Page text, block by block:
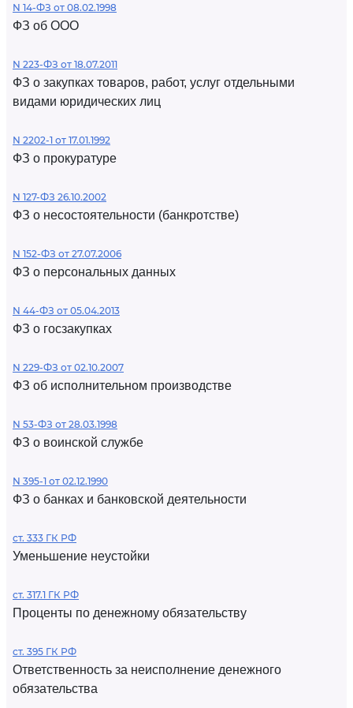
N 14-ФЗ от 08.02.1998
ФЗ об ООО
N 223-ФЗ от 18.07.2011
ФЗ о закупках товаров, работ, услуг отдельными
видами юридических лиц
N 2202-1 от 17.01.1992
ФЗ о прокуратуре
N 127-ФЗ 26.10.2002
ФЗ о несостоятельности (банкротстве)
N 152-ФЗ от 27.07.2006
ФЗ о персональных данных
N 44-ФЗ от 05.04.2013
ФЗ о госзакупках
N 229-ФЗ от 02.10.2007
ФЗ об исполнительном производстве
N 53-ФЗ от 28.03.1998
ФЗ о воинской службе
N 395-1 от 02.12.1990
ФЗ о банках и банковской деятельности
ст. 333 ГК РФ
Уменьшение неустойки
ст. 317.1 ГК РФ
Проценты по денежному обязательству
ст. 395 ГК РФ
Ответственность за неисполнение денежного
обязательства